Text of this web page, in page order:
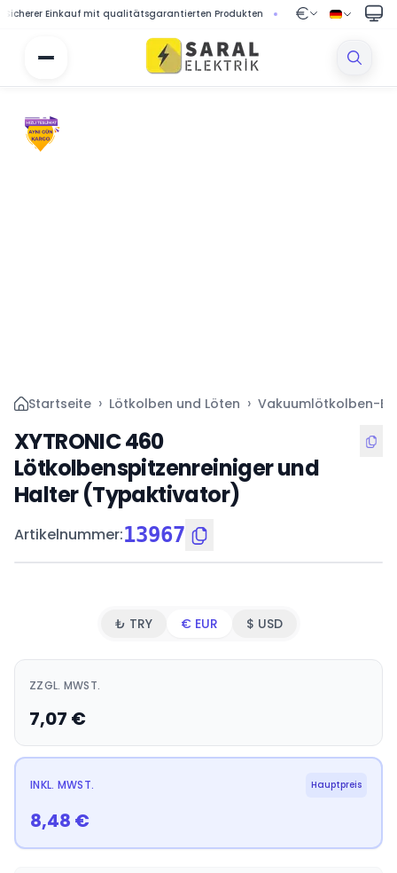
Einkauf mit qualitätsgarantierten Produkten 🔒 Geschützter Einkauf mit
Startseite › Lötkolben und Löten › Vakuumlötkolben-
XYTRONIC 460
Lötkolbenspitzenreiniger und
Halter (Typaktivator)
Artikelnummer:13967
₺ TRY € EUR $ USD
ZZGL. MWST.
7,07 €
INKL. MWST. Hauptpreis
8,48 €